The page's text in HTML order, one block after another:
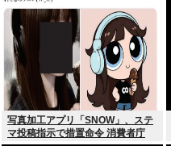
写真加工アプリ「SNOW」、ステ
マ投稿指示で措置命令 消費者庁